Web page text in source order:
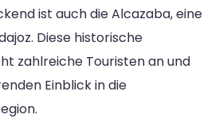
ist auch die Alcazaba, eine
Diese historische
zahlreiche Touristen an und
Einblick in die